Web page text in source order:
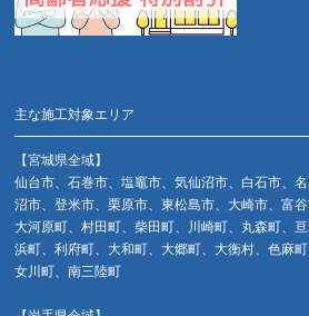
主な施工対象エリア
【宮城県全域】
仙台市、石巻市、塩竈市、気仙沼市、白石市、
沼市、登米市、栗原市、東松島市、大崎市、富谷
大河原町、村田町、柴田町、川崎町、丸森町、
浜町、利府町、大和町、大郷町、大衡村、色麻
女川町、南三陸町